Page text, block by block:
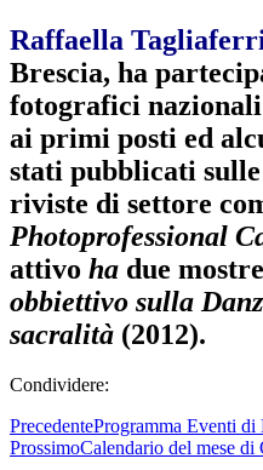
Raffaella
Brescia, ha
fotografici nazionali
ai primi posti ed
stati pubblicati
riviste di settore
Photoprofessional
attivo ha due
obbiettivo sulla
sacralità (2012).
Condividere:
PrecedenteProgramma Eventi
ProssimoCalendario del mese di